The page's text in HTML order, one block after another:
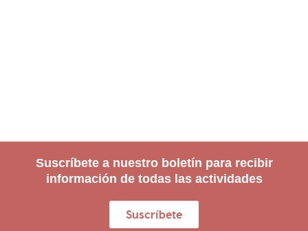
Suscríbete a nuestro boletín para recibir
información de todas las actividades
Suscríbete